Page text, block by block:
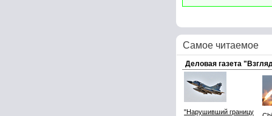
Самое читаемое